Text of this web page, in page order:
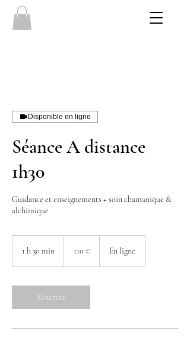
Disponible en ligne
Séance A distance
1h30
Guidance et enseignements + soin chamanique &
alchimique
1 h 30 min
m
i
n
110 € En ligne
Réserver